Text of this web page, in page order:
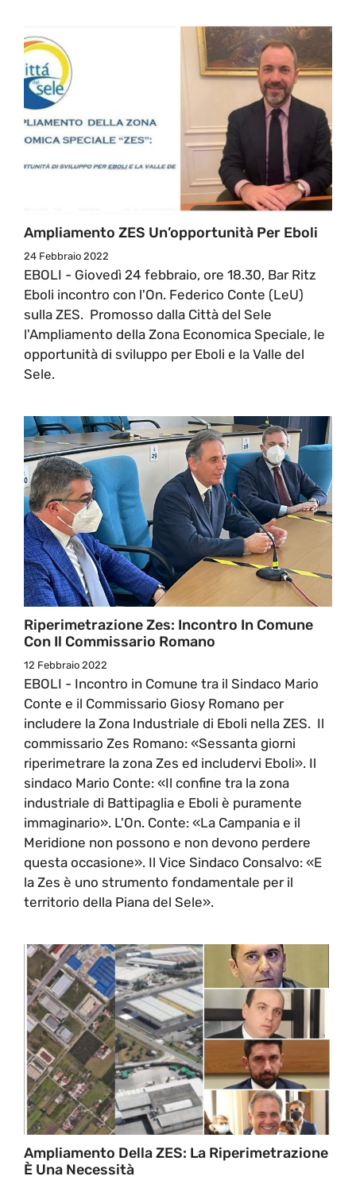
Ampliamento ZES Un’opportunità Per Eboli
24 Febbraio 2022
EBOLI - Giovedì 24 febbraio, ore 18.30, Bar Ritz
Eboli incontro con l'On. Federico Conte (LeU)
sulla ZES. Promosso dalla Città del Sele
l'Ampliamento della Zona Economica Speciale, le
opportunità di sviluppo per Eboli e la Valle del
Sele.
Riperimetrazione Zes: Incontro In Comune
Con Il Commissario Romano
12 Febbraio 2022
EBOLI - Incontro in Comune tra il Sindaco Mario
Conte e il Commissario Giosy Romano per
includere la Zona Industriale di Eboli nella ZES. Il
commissario Zes Romano: «Sessanta giorni
riperimetrare la zona Zes ed includervi Eboli». Il
sindaco Mario Conte: «Il confine tra la zona
industriale di Battipaglia e Eboli è puramente
immaginario». L'On. Conte: «La Campania e il
Meridione non possono e non devono perdere
questa occasione». Il Vice Sindaco Consalvo: «E
la Zes è uno strumento fondamentale per il
territorio della Piana del Sele».
Ampliamento Della ZES: La Riperimetrazione
È Una Necessità